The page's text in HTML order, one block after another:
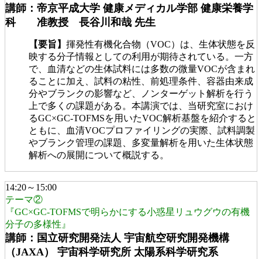
講師：帝京平成大学 健康メディカル学部 健康栄養学
科 准教授 長谷川和哉 先生
【要旨】 揮発性有機化合物（VOC）は、生体状態を反
映する分子情報としての利用が期待されている。一方
で、血清などの生体試料には多数の微量VOCが含まれ
ることに加え、試料の粘性、前処理条件、容器由来成
分やブランクの影響など、ノンターゲット解析を行う
上で多くの課題がある。本講演では、当研究室におけ
るGC×GC-TOFMSを用いたVOC解析基盤を紹介すると
ともに、血清VOCプロファイリングの実際、試料調製
やブランク管理の課題、多変量解析を用いた生体状態
解析への展開について概説する。
14:20～15:00
テーマ②
『GC×GC-TOFMSで明らかにする小惑星リュウグウの有機
分子の多様性』
講師：国立研究開発法人 宇宙航空研究開発機構
（JAXA） 宇宙科学研究所 太陽系科学研究系